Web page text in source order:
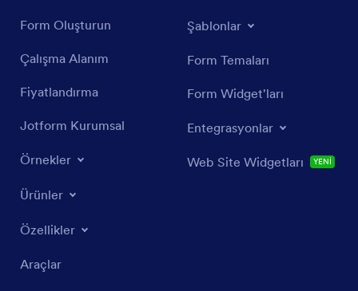
Form Oluşturun
Çalışma Alanım
Fiyatlandırma
Jotform Kurumsal
Örnekler
Ürünler
Özellikler
Araçlar
Şablonlar
Form Temaları
Form Widget'ları
Entegrasyonlar
Web Site Widgetları YENİ